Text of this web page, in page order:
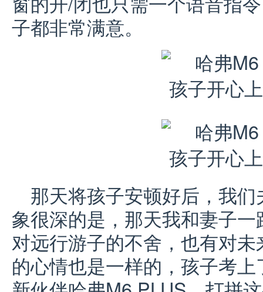
子都非常满意。
那天将孩子安顿好后，我
象很深的是，那天我和妻子
对远行游子的不舍，也有对
的心情也是一样的，孩子考